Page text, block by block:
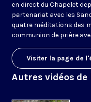
en direct du Chapelet
partenariat avec les
quatre méditations des
communion de prière
Visiter la page de
Autres vidéos de